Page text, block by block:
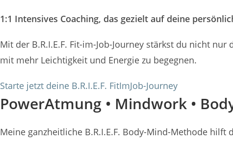
1:1 Intensives Coaching, das gezielt auf deine
Mit der B.R.I.E.F. Fit-im-Job-Journey stärkst du nicht
mit mehr Leichtigkeit und Energie zu begegnen.
Starte jetzt deine B.R.I.E.F. FitImJob-Journey
PowerAtmung • Mindwork •
Meine ganzheitliche B.R.I.E.F. Body-Mind-Methode